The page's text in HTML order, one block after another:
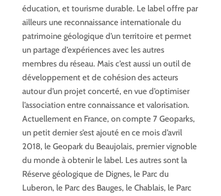
éducation, et tourisme durable. Le label offre par
ailleurs une reconnaissance internationale du
patrimoine géologique d’un territoire et permet
un partage d’expériences avec les autres
membres du réseau. Mais c’est aussi un outil de
développement et de cohésion des acteurs
autour d’un projet concerté, en vue d’optimiser
l’association entre connaissance et valorisation.
Actuellement en France, on compte 7 Geoparks,
un petit dernier s’est ajouté en ce mois d’avril
2018, le Geopark du Beaujolais, premier vignoble
du monde à obtenir le label. Les autres sont la
Réserve géologique de Dignes, le Parc du
Luberon, le Parc des Bauges, le Chablais, le Parc